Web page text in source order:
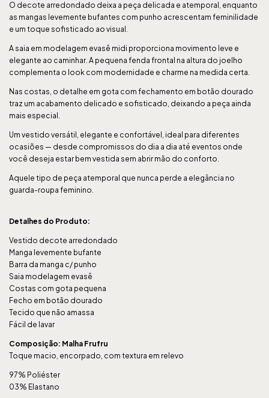
O decote arredondado deixa a peça delicada e atemporal, enquanto
as mangas levemente bufantes com punho acrescentam feminilidade
e um toque sofisticado ao visual.
A saia em modelagem evasê midi proporciona movimento leve e
elegante ao caminhar. A pequena fenda frontal na altura do joelho
complementa o look com modernidade e charme na medida certa.
Nas costas, o detalhe em gota com fechamento em botão dourado
traz um acabamento delicado e sofisticado, deixando a peça ainda
mais especial.
Um vestido versátil, elegante e confortável, ideal para diferentes
ocasiões — desde compromissos do dia a dia até eventos onde
você deseja estar bem vestida sem abrir mão do conforto.
Aquele tipo de peça atemporal que nunca perde a elegância no
guarda-roupa feminino.
Detalhes do Produto:
Vestido decote arredondado
Manga levemente bufante
Barra da manga c/ punho
Saia modelagem evasê
Costas com gota pequena
Fecho em botão dourado
Tecido que não amassa
Fácil de lavar
Composição: Malha Frufru
Toque macio, encorpado, com textura em relevo
97% Poliéster
03% Elastano